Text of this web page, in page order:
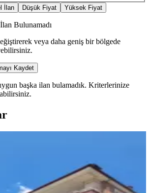
İlan Düşük Fiyat Yüksek Fiyat
Bulunamadı
veya daha geniş bir bölgede
Kaydet
başka ilan bulamadık. Kriterlerinize
Gökçetepe Mahallesi